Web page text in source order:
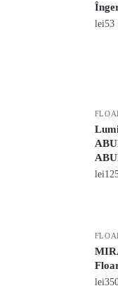
lei53
lei
lei